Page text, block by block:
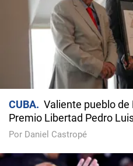
CUBA
Valiente pueblo
Premio Libertad Pedro
Por Daniel Castropé